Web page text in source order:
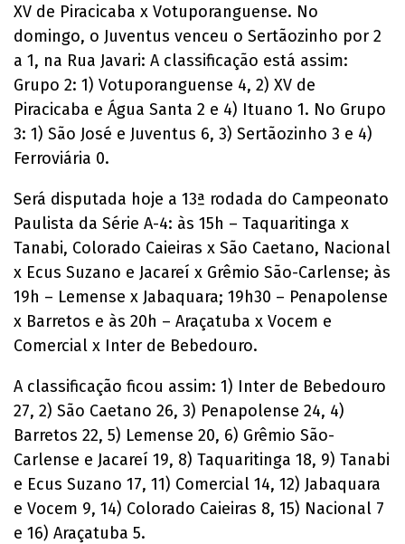
XV de Piracicaba x Votuporanguense. No
domingo, o Juventus venceu o Sertãozinho por 2
a 1, na Rua Javari: A classificação está assim:
Grupo 2: 1) Votuporanguense 4, 2) XV de
Piracicaba e Água Santa 2 e 4) Ituano 1. No Grupo
3: 1) São José e Juventus 6, 3) Sertãozinho 3 e 4)
Ferroviária 0.
Será disputada hoje a 13ª rodada do Campeonato
Paulista da Série A-4: às 15h – Taquaritinga x
Tanabi, Colorado Caieiras x São Caetano, Nacional
x Ecus Suzano e Jacareí x Grêmio São-Carlense; às
19h – Lemense x Jabaquara; 19h30 – Penapolense
x Barretos e às 20h – Araçatuba x Vocem e
Comercial x Inter de Bebedouro.
A classificação ficou assim: 1) Inter de Bebedouro
27, 2) São Caetano 26, 3) Penapolense 24, 4)
Barretos 22, 5) Lemense 20, 6) Grêmio São-
Carlense e Jacareí 19, 8) Taquaritinga 18, 9) Tanabi
e Ecus Suzano 17, 11) Comercial 14, 12) Jabaquara
e Vocem 9, 14) Colorado Caieiras 8, 15) Nacional 7
e 16) Araçatuba 5.